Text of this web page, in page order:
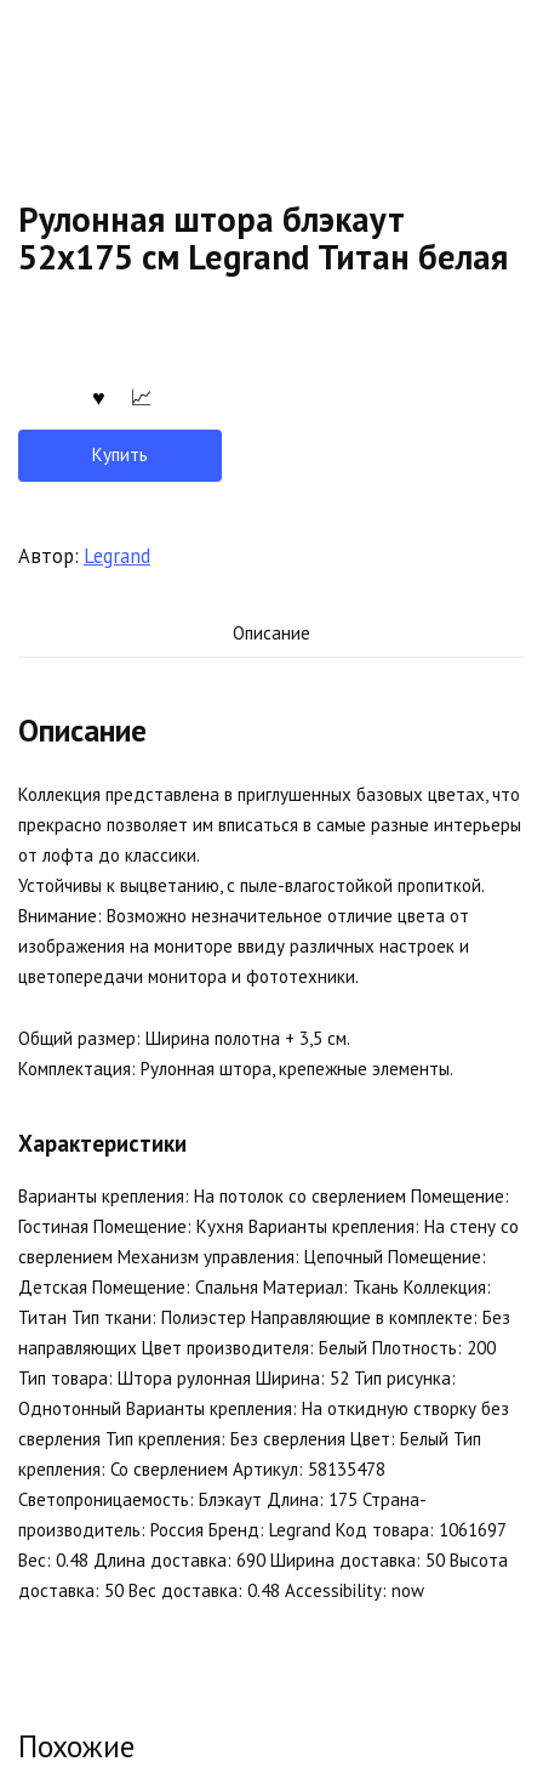
Рулонная штора блэкаут
52х175 см Legrand Титан белая
Купить
Автор: Legrand
Описание
Описание
Коллекция представлена в приглушенных базовых цветах, что
прекрасно позволяет им вписаться в самые разные интерьеры
от лофта до классики.
Устойчивы к выцветанию, с пыле-влагостойкой пропиткой.
Внимание: Возможно незначительное отличие цвета от
изображения на мониторе ввиду различных настроек и
цветопередачи монитора и фототехники.
Общий размер: Ширина полотна + 3,5 см.
Комплектация: Рулонная штора, крепежные элементы.
Характеристики
Варианты крепления: На потолок со сверлением Помещение:
Гостиная Помещение: Кухня Варианты крепления: На стену со
сверлением Механизм управления: Цепочный Помещение:
Детская Помещение: Спальня Материал: Ткань Коллекция:
Титан Тип ткани: Полиэстер Направляющие в комплекте: Без
направляющих Цвет производителя: Белый Плотность: 200
Тип товара: Штора рулонная Ширина: 52 Тип рисунка:
Однотонный Варианты крепления: На откидную створку без
сверления Тип крепления: Без сверления Цвет: Белый Тип
крепления: Со сверлением Артикул: 58135478
Светопроницаемость: Блэкаут Длина: 175 Страна-
производитель: Россия Бренд: Legrand Код товара: 1061697
Вес: 0.48 Длина доставка: 690 Ширина доставка: 50 Высота
доставка: 50 Вес доставка: 0.48 Accessibility: now
Похожие